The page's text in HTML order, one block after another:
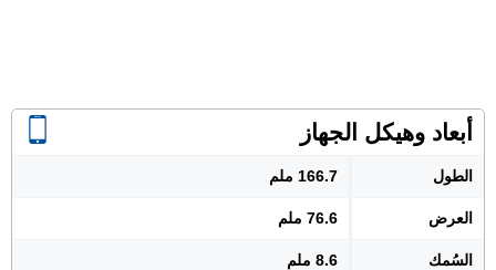
أبعاد وهيكل الجهاز
الطول 166.7 ملم
العرض 76.6 ملم
السُمك 8.6 ملم